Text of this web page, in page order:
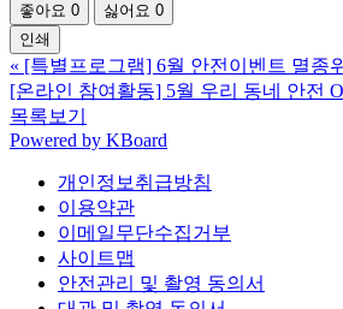
좋아요 0 싫어요 0
인쇄
« [특별프로그램] 6월 안전이벤트 멸종
[온라인 참여활동] 5월 우리 동네 안전
목록보기
Powered by KBoard
개인정보취급방침
이용약관
이메일무단수집거부
사이트맵
안전관리 및 촬영 동의서